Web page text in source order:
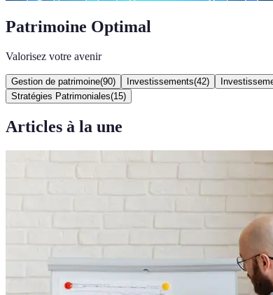
Patrimoine Optimal
Valorisez votre avenir
Gestion de patrimoine(90) Investissements(42)
Stratégies Patrimoniales(15)
Articles à la une